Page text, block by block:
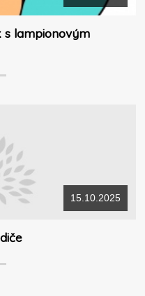
s lampionovým
15.10.2025